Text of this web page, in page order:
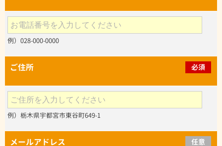
例）028-000-0000
ご住所 必須
例）栃木県宇都宮市東谷町649-1
メールアドレス 任意